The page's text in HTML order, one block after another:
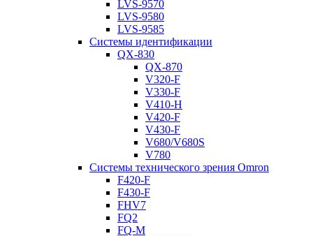
LVS-9570
LVS-9580
LVS-9585
Системы идентификации
QX-830
QX-870
V320-F
V330-F
V410-H
V420-F
V430-F
V680/V680S
V780
Системы технического зрения Omron
F420-F
F430-F
FHV7
FQ2
FQ-M